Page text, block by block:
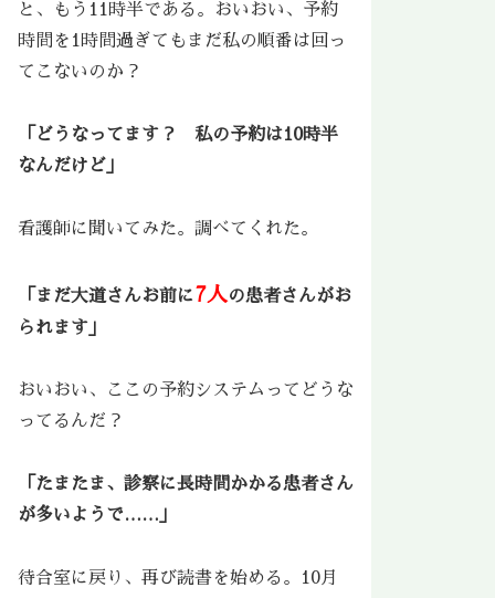
と、もう11時半である。おいおい、予約
時間を1時間過ぎてもまだ私の順番は回っ
てこないのか？
「どうなってます？ 私の予約は10時半
なんだけど」
看護師に聞いてみた。調べてくれた。
「まだ大道さんお前に7人 の患者さんがお
られます」
おいおい、ここの予約システムってどうな
ってるんだ？
「たまたま、診察に長時間かかる患者さん
が多いようで……」
待合室に戻り、再び読書を始める。10月